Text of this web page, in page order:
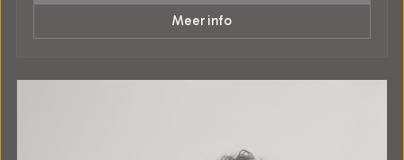
Meer info